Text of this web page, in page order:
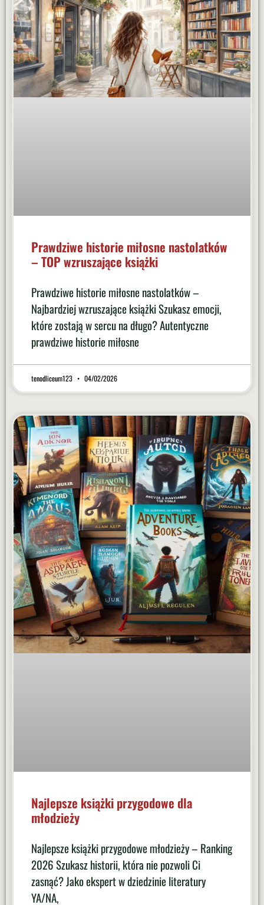
Prawdziwe historie miłosne nastolatków
– TOP wzruszające książki
Prawdziwe historie miłosne nastolatków –
Najbardziej wzruszające książki Szukasz emocji,
które zostają w sercu na długo? Autentyczne
prawdziwe historie miłosne
tenodliceum123 04/02/2026
Najlepsze książki przygodowe dla
młodzieży
Najlepsze książki przygodowe młodzieży – Ranking
2026 Szukasz historii, która nie pozwoli Ci
zasnąć? Jako ekspert w dziedzinie literatury
YA/NA,